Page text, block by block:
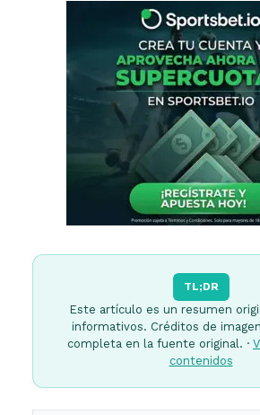
TL;DR
Este artículo es un resumen
informativos. Créditos de
completa en la fuente original. ·
contenidos